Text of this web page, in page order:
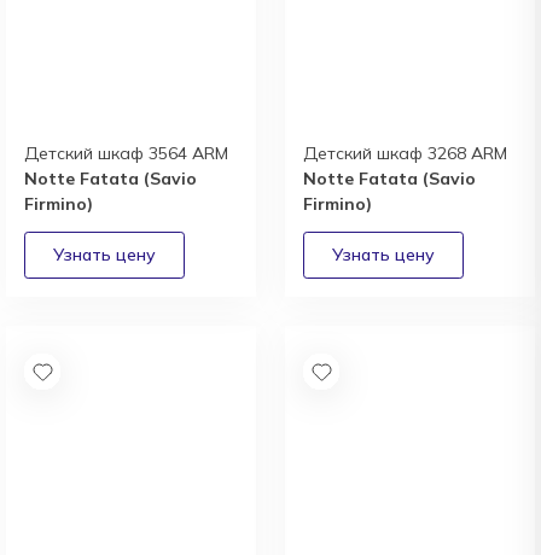
Детский шкаф 3564 ARM
Notte Fatata (Savio
Firmino)
Детский шкаф 3268 ARM
Notte Fatata (Savio
Firmino)